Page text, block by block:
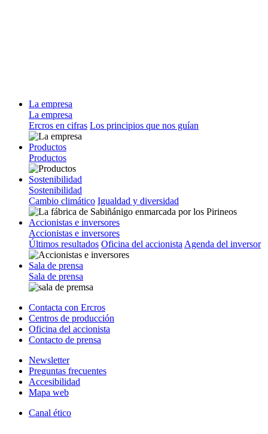
La empresa
La empresa
Ercros en cifras Los principios que nos guían
Productos
Productos
Sostenibilidad
Sostenibilidad
Cambio climático Igualdad y diversidad
Accionistas e inversores
Accionistas e inversores
Últimos resultados Oficina del accionista Agenda del inversor
Sala de prensa
Sala de prensa
Contacta con Ercros
Centros de producción
Oficina del accionista
Contacto de prensa
Newsletter
Preguntas frecuentes
Accesibilidad
Mapa web
Canal ético